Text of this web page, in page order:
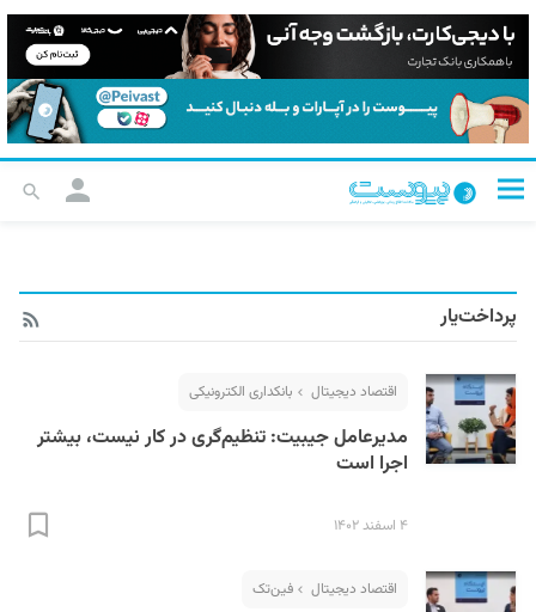
پرداخت‌یار
اقتصاد دیجیتال بانکداری الکترونیکی
مدیرعامل جیبیت: تنظیم‌گری در کار نیست، بیشتر
اجرا است
۴ اسفند ۱۴۰۲
اقتصاد دیجیتال فین‌تک